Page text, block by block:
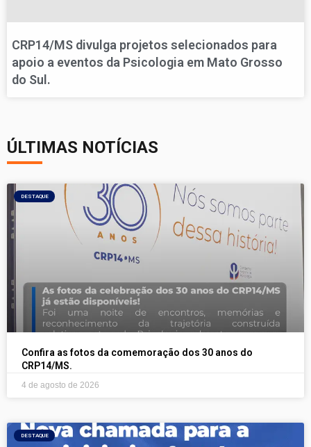
CRP14/MS divulga projetos selecionados para
apoio a eventos da Psicologia em Mato Grosso
do Sul.
ÚLTIMAS NOTÍCIAS
DESTAQUE
Confira as fotos da comemoração dos 30 anos do
CRP14/MS.
4 de agosto de 2026
DESTAQUE